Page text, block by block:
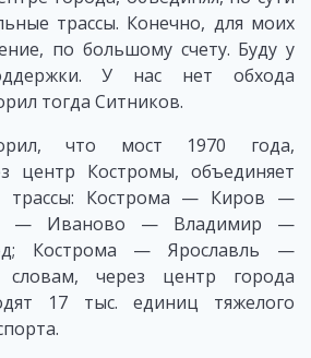
трассы. Конечно, для моих
по большому счету. Буду у
У нас нет обхода
тогда Ситников.
что мост 1970 года,
центр Костромы, объединяет
трассы: Кострома — Киров —
— Иваново — Владимир —
Кострома — Ярославль —
через центр города
17 тыс. единиц тяжелого